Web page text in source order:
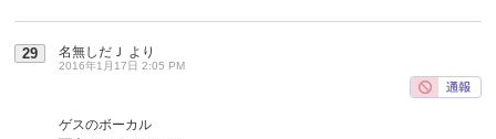
29 名無しだＪ より
2016年1月17日 2:05 PM
ゲスのボーカル